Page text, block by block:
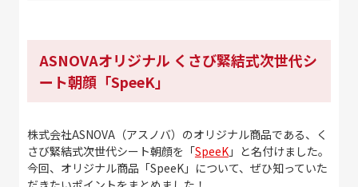
ASNOVAオリジナル くさび緊結式次世代シ
ート朝顔「SpeeK」
株式会社ASNOVA（アスノバ）のオリジナル商品である、く
さび緊結式次世代シート朝顔を「SpeeK」と名付けました。
今回、オリジナル商品「SpeeK」について、ぜひ知っていた